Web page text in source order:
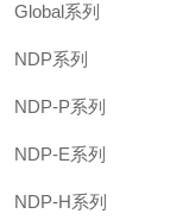
Global系列
NDP系列
NDP-P系列
NDP-E系列
NDP-H系列